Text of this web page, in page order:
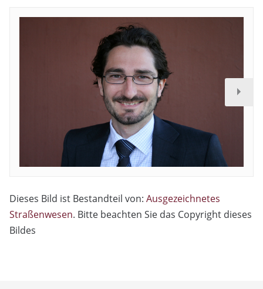
Dieses Bild ist Bestandteil von: Ausgezeichnetes
Straßenwesen. Bitte beachten Sie das Copyright dieses
Bildes